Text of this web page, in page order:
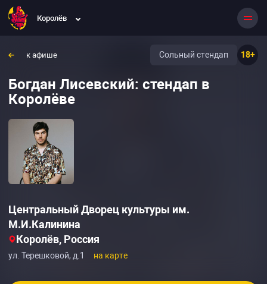
Королёв
к афише 18+
Сольный стендап
Богдан Лисевский: стендап в
Королёве
Центральный Дворец культуры им.
М.И.Калинина
Королёв, Россия
ул. Терешковой, д.1 на карте